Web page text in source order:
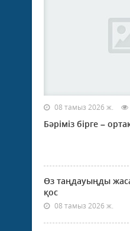
08 тамыз 2026 ж.
Бәріміз бірге –
Өз таңдауыңды
қос
08 тамыз 2026 ж.